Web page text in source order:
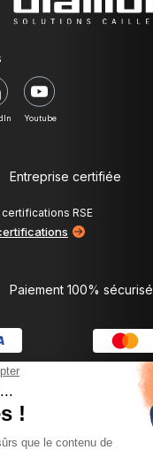
Youtube
Entreprise certifiée
RSE
Paiement 100% sécurisé
mesure